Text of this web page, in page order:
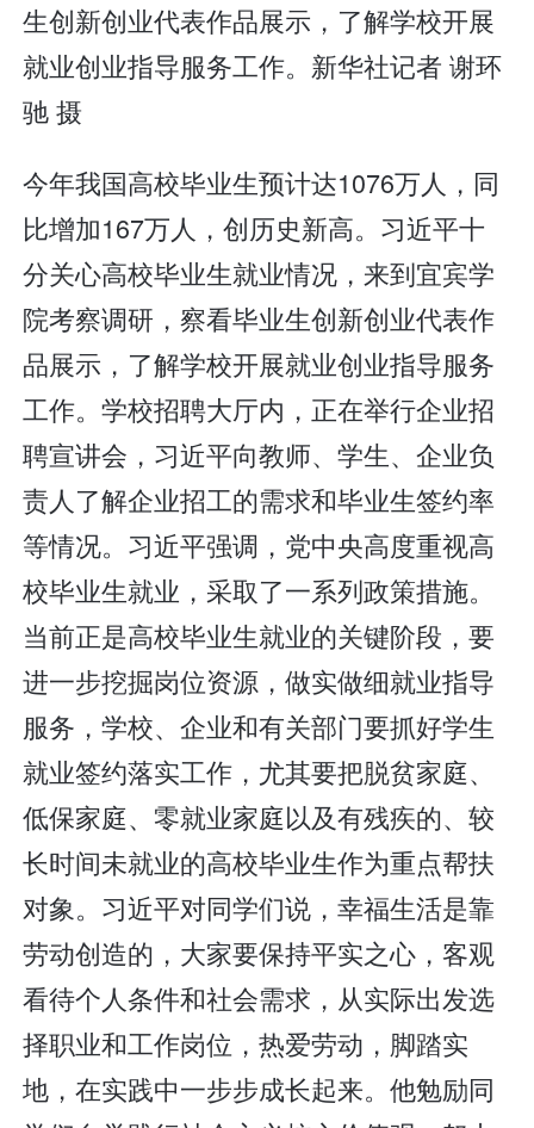
生创新创业代表作品展示，了解学校开展
就业创业指导服务工作。新华社记者 谢环
驰 摄
今年我国高校毕业生预计达1076万人，同
比增加167万人，创历史新高。习近平十
分关心高校毕业生就业情况，来到宜宾学
院考察调研，察看毕业生创新创业代表作
品展示，了解学校开展就业创业指导服务
工作。学校招聘大厅内，正在举行企业招
聘宣讲会，习近平向教师、学生、企业负
责人了解企业招工的需求和毕业生签约率
等情况。习近平强调，党中央高度重视高
校毕业生就业，采取了一系列政策措施。
当前正是高校毕业生就业的关键阶段，要
进一步挖掘岗位资源，做实做细就业指导
服务，学校、企业和有关部门要抓好学生
就业签约落实工作，尤其要把脱贫家庭、
低保家庭、零就业家庭以及有残疾的、较
长时间未就业的高校毕业生作为重点帮扶
对象。习近平对同学们说，幸福生活是靠
劳动创造的，大家要保持平实之心，客观
看待个人条件和社会需求，从实际出发选
择职业和工作岗位，热爱劳动，脚踏实
地，在实践中一步步成长起来。他勉励同